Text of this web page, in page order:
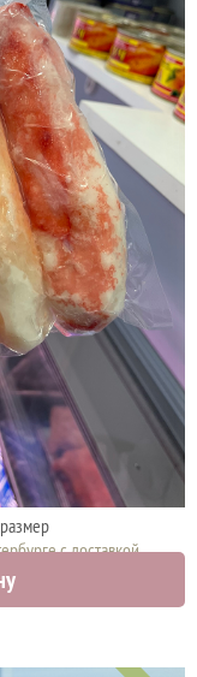
с доставкой